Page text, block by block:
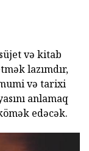
və kitab
lazımdır,
və tarixi
anlamaq
edəcək.